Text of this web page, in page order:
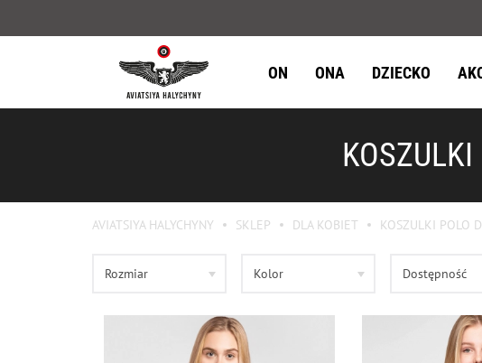
ON ONA DZIECKO
AVIATSIYA HALYCHYNY SKLEP DLA KOBIET KOSZULKI POLO
Rozmiar Kolor Dostępność